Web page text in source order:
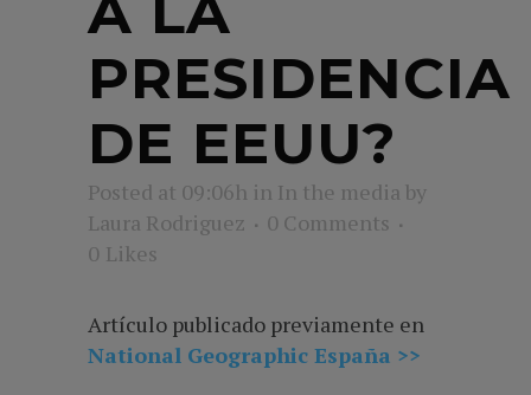
PRESIDENCIA
DE EEUU?
Posted at 09:06h in In the media by
Laura Rodriguez
0 Comments
0 Likes
Artículo publicado previamente en
National Geographic España >>